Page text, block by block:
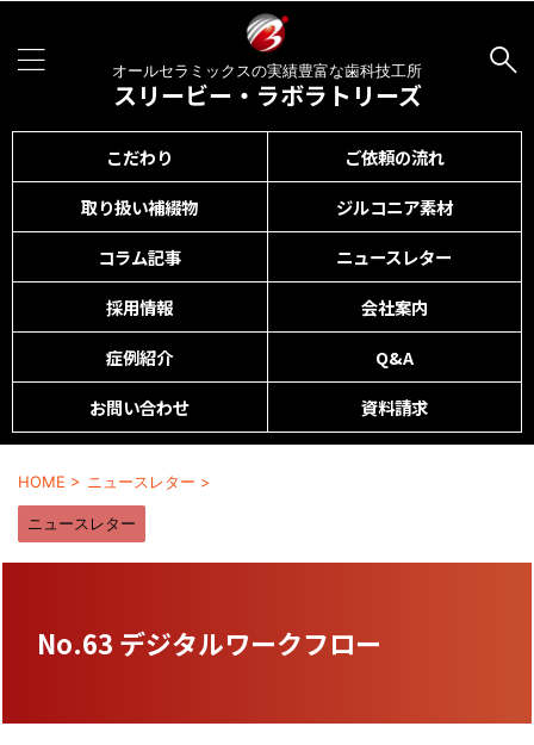
オールセラミックスの実績豊富な歯科技工所
スリービー・ラボラトリーズ
こだわり
ご依頼の流れ
取り扱い補綴物
ジルコニア素材
コラム記事
ニュースレター
採用情報
会社案内
症例紹介
Q&A
お問い合わせ
資料請求
HOME > ニュースレター >
ニュースレター
No.63 デジタルワークフロー